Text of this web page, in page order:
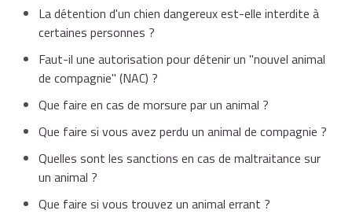
La détention d'un chien dangereux est-elle interdite à
certaines personnes ?
Faut-il une autorisation pour détenir un "nouvel animal
de compagnie" (NAC) ?
Que faire en cas de morsure par un animal ?
Que faire si vous avez perdu un animal de compagnie ?
Quelles sont les sanctions en cas de maltraitance sur
un animal ?
Que faire si vous trouvez un animal errant ?